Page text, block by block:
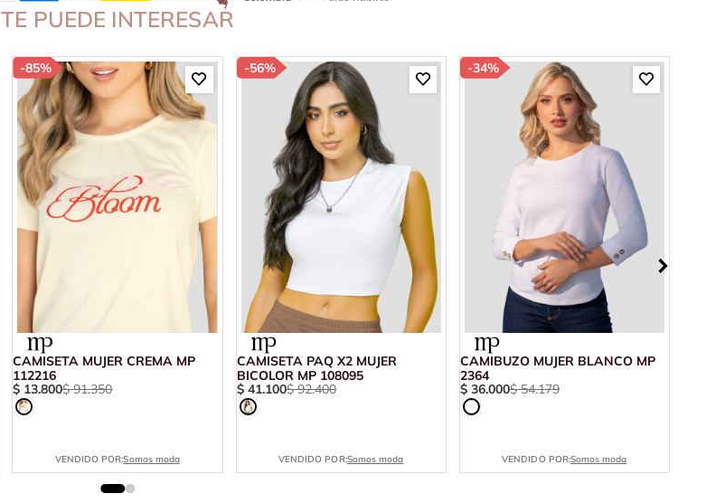
TE PUEDE INTERESAR
-85%
CAMISETA MUJER CREMA MP
112216
$ 13.800$ 91.350
VENDIDO POR:Somos moda
-56%
CAMISETA PAQ X2 MUJER
BICOLOR MP 108095
$ 41.100$ 92.400
VENDIDO POR:Somos moda
-34%
CAMIBUZO MUJER BLANCO MP
2364
$ 36.000$ 54.179
VENDIDO POR:Somos moda